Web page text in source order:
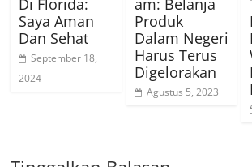
Di Florida:
Saya Aman
Dan Sehat
September 18,
2024
am: Belanja
Produk
Dalam Negeri
Harus Terus
Digelorakan
Agustus 5, 2023